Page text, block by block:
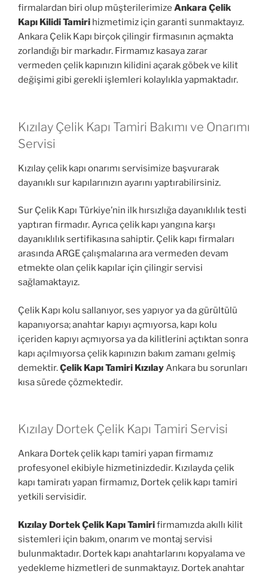
firmalardan biri olup müşterilerimize Ankara Çelik
Kapı Kilidi Tamiri hizmetimiz için garanti sunmaktayız.
Ankara Çelik Kapı birçok çilingir firmasının açmakta
zorlandığı bir markadır. Firmamız kasaya zarar
vermeden çelik kapınızın kilidini açarak göbek ve kilit
değişimi gibi gerekli işlemleri kolaylıkla yapmaktadır.
Kızılay Çelik Kapı Tamiri Bakımı ve Onarımı
Servisi
Kızılay çelik kapı onarımı servisimize başvurarak
dayanıklı sur kapılarınızın ayarını yaptırabilirsiniz.
Sur Çelik Kapı Türkiye’nin ilk hırsızlığa dayanıklılık testi
yaptıran firmadır. Ayrıca çelik kapı yangına karşı
dayanıklılık sertifikasına sahiptir. Çelik kapı firmaları
arasında ARGE çalışmalarına ara vermeden devam
etmekte olan çelik kapılar için çilingir servisi
sağlamaktayız.
Çelik Kapı kolu sallanıyor, ses yapıyor ya da gürültülü
kapanıyorsa; anahtar kapıyı açmıyorsa, kapı kolu
içeriden kapıyı açmıyorsa ya da kilitlerini açtıktan sonra
kapı açılmıyorsa çelik kapınızın bakım zamanı gelmiş
demektir.Çelik Kapı Tamiri KızılayAnkara bu sorunları
kısa sürede çözmektedir.
Kızılay Dortek Çelik Kapı Tamiri Servisi
Ankara Dortek çelik kapı tamiri yapan firmamız
profesyonel ekibiyle hizmetinizdedir. Kızılayda çelik
kapı tamiratı yapan firmamız, Dortek çelik kapı tamiri
yetkili servisidir.
Kızılay Dortek Çelik Kapı Tamirifirmamızda akıllı kilit
sistemleri için bakım, onarım ve montaj servisi
bulunmaktadır. Dortek kapı anahtarlarını kopyalama ve
yedekleme hizmetleri de sunmaktayız. Dortek anahtar